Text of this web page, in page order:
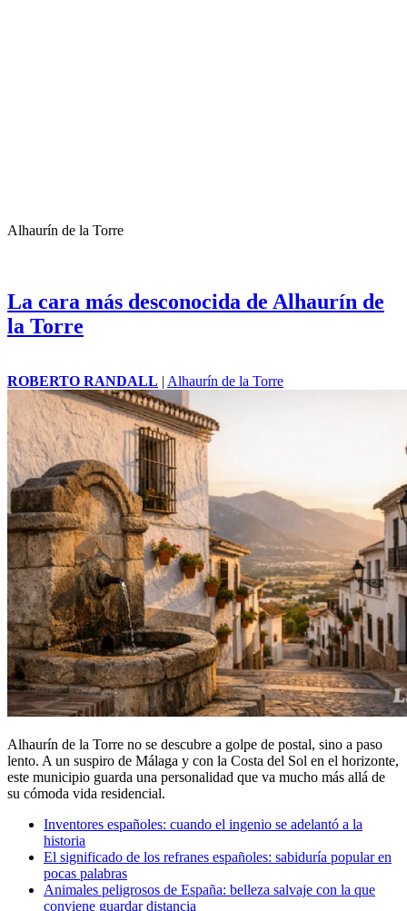
Alhaurín de la Torre
La cara más desconocida de Alhaurín de
la Torre
ROBERTO RANDALL | Alhaurín de la Torre
Alhaurín de la Torre no se descubre a golpe de postal, sino a paso
lento. A un suspiro de Málaga y con la Costa del Sol en el horizonte,
este municipio guarda una personalidad que va mucho más allá de
su cómoda vida residencial.
Inventores españoles: cuando el ingenio se adelantó a la
historia
El significado de los refranes españoles: sabiduría popular en
pocas palabras
Animales peligrosos de España: belleza salvaje con la que
conviene guardar distancia